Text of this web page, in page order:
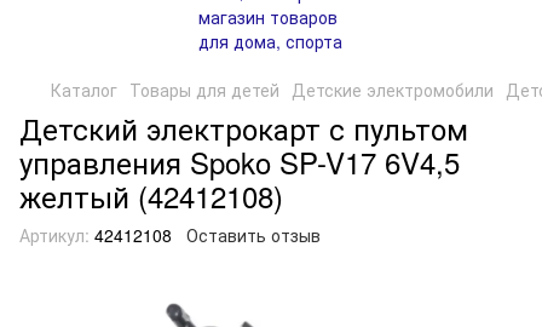
Каталог Товары для детей Детские электромобили
Детский электрокарт с пультом
управления Spoko SP-V17 6V4,5
желтый (42412108)
Артикул: 42412108 Оставить отзыв